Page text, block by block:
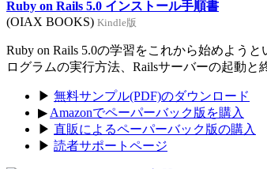
Ruby on Rails 5.0 インストール手順書
(OIAX BOOKS) Kindle版
Ruby on Rails 5.0の学習をこれから始めよう
ログラムの実行方法、Railsサーバーの起動と
▶ 無料サンプル(PDF)のダウンロード
▶ Amazonでペーパーバック版を購入
▶ 直販によるペーパーバック版の購入
▶ 読者サポートページ